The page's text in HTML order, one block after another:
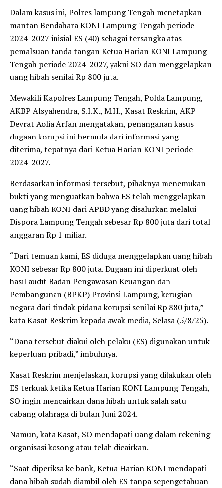
Dalam kasus ini, Polres lampung Tengah menetapkan
mantan Bendahara KONI Lampung Tengah periode
2024-2027 inisial ES (40) sebagai tersangka atas
pemalsuan tanda tangan Ketua Harian KONI Lampung
Tengah periode 2024-2027, yakni SO dan menggelapkan
uang hibah senilai Rp 800 juta.
Mewakili Kapolres Lampung Tengah, Polda Lampung,
AKBP Alsyahendra, S.I.K., M.H., Kasat Reskrim, AKP
Devrat Aolia Arfan mengatakan, penanganan kasus
dugaan korupsi ini bermula dari informasi yang
diterima, tepatnya dari Ketua Harian KONI periode
2024-2027.
Berdasarkan informasi tersebut, pihaknya menemukan
bukti yang menguatkan bahwa ES telah menggelapkan
uang hibah KONI dari APBD yang disalurkan melalui
Dispora Lampung Tengah sebesar Rp 800 juta dari total
anggaran Rp 1 miliar.
“Dari temuan kami, ES diduga menggelapkan uang hibah
KONI sebesar Rp 800 juta. Dugaan ini diperkuat oleh
hasil audit Badan Pengawasan Keuangan dan
Pembangunan (BPKP) Provinsi Lampung, kerugian
negara dari tindak pidana korupsi senilai Rp 880 juta,”
kata Kasat Reskrim kepada awak media, Selasa (5/8/25).
“Dana tersebut diakui oleh pelaku (ES) digunakan untuk
keperluan pribadi,” imbuhnya.
Kasat Reskrim menjelaskan, korupsi yang dilakukan oleh
ES terkuak ketika Ketua Harian KONI Lampung Tengah,
SO ingin mencairkan dana hibah untuk salah satu
cabang olahraga di bulan Juni 2024.
Namun, kata Kasat, SO mendapati uang dalam rekening
organisasi kosong atau telah dicairkan.
“Saat diperiksa ke bank, Ketua Harian KONI mendapati
dana hibah sudah diambil oleh ES tanpa sepengetahuan